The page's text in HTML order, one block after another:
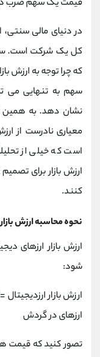
قیمت یک سهم ضرب
در دنیای مالی
کل یک شرکت است.
که چرا توجه به ارزش
سهم به تنهایی می
نشان دهد. به همین
معیاری نادرست از
است که خیلی از
ارزش بازار برای
کنند.
نحوه محاسبه ارزش بازار
ارزش بازار ارزهای
شود:
ارزش بازار
ارزهای در گردش
تصور کنید که قیمت